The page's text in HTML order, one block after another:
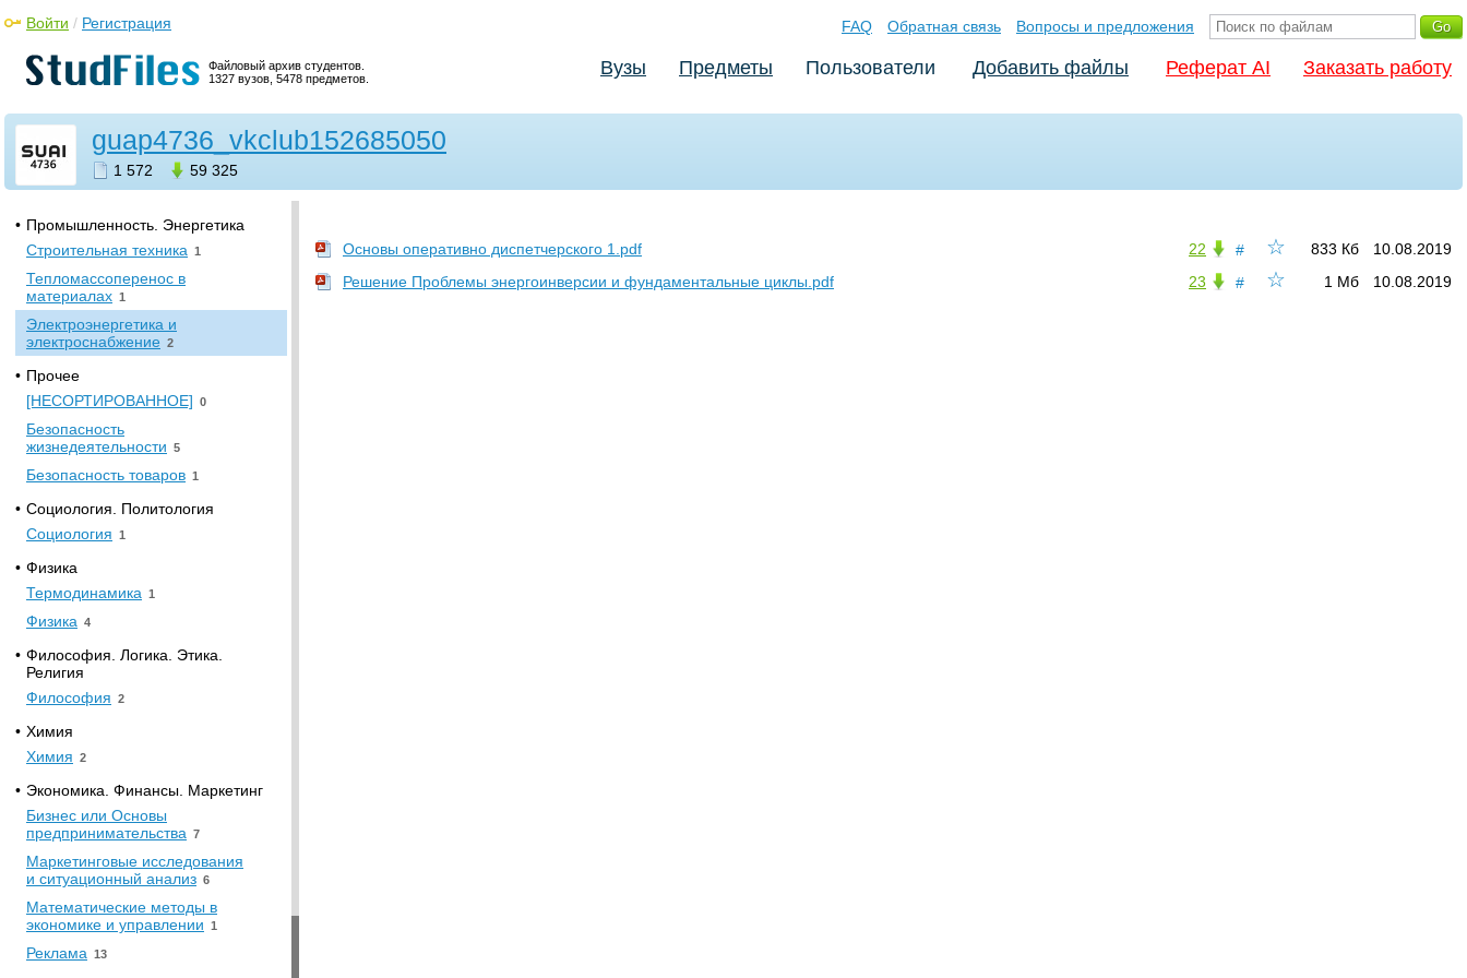
Файловый архив студентов.
1327 вузов, 5478 предметов.
Войти / Регистрация FAQ Обратная связь Вопросы и предложения
Вузы Предметы Пользователи Добавить файлы Реферат AI Заказать работу
guap4736_vkclub152685050
1 572 59 325
Вычислительная техника
История
Математический анализ 1
Механика
Механика жидкостей и газов 1
• Промышленность. Энергетика
Строительная техника 1
Тепломассоперенос в
материалах 1
Электроэнергетика и
электроснабжение 2
• Прочее
[НЕСОРТИРОВАННОЕ] 0
Безопасность
жизнедеятельности 5
Безопасность товаров 1
• Социология. Политология
Социология 1
• Физика
Термодинамика 1
Физика 4
• Философия. Логика. Этика.
Религия
Философия 2
• Химия
Химия 2
• Экономика. Финансы. Маркетинг
Бизнес или Основы
предпринимательства 7
Маркетинговые исследования
и ситуационный анализ 6
Математические методы в
экономике и управлении 1
Реклама 13
☆
# 10.08.2019
833 Кб
22
Основы оперативно диспетчерского 1.pdf
☆
# 10.08.2019
1 Мб
23
Решение Проблемы энергоинверсии и фундаментальные циклы.pdf